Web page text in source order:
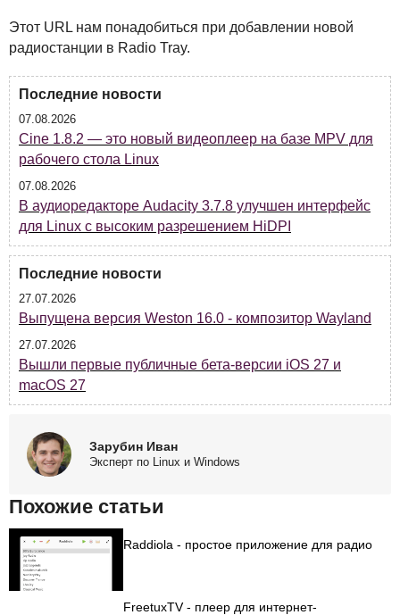
Этот URL нам понадобиться при добавлении новой
радиостанции в Radio Tray.
Последние новости
07.08.2026
Cine 1.8.2 — это новый видеоплеер на базе MPV для
рабочего стола Linux
07.08.2026
В аудиоредакторе Audacity 3.7.8 улучшен интерфейс
для Linux с высоким разрешением HiDPI
Последние новости
27.07.2026
Выпущена версия Weston 16.0 - композитор Wayland
27.07.2026
Вышли первые публичные бета-версии iOS 27 и
macOS 27
Зарубин Иван
Эксперт по Linux и Windows
Похожие статьи
Raddiola - простое приложение для радио
FreetuxTV - плеер для интернет-